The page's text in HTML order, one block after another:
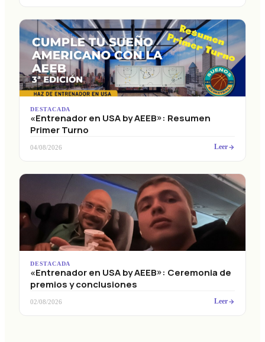
DESTACADA
«Entrenador en USA by AEEB»: Resumen
Primer Turno
04/08/2026 Leer
DESTACADA
«Entrenador en USA by AEEB»: Ceremonia de
premios y conclusiones
02/08/2026 Leer